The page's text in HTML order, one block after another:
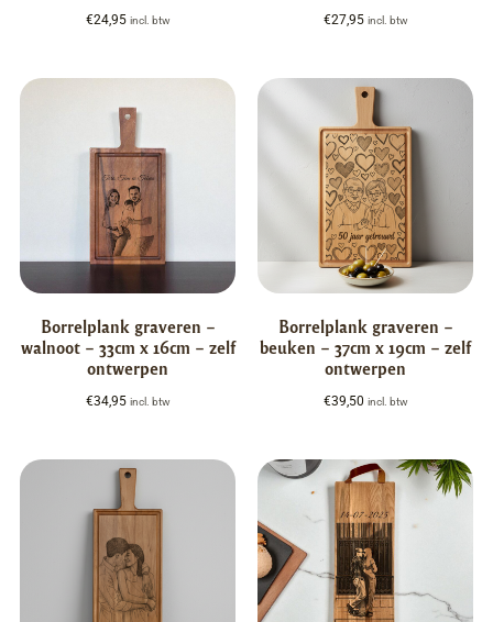
€24,95 incl. btw €27,95 incl. btw
Borrelplank graveren –
walnoot – 33cm x 16cm – zelf
ontwerpen
€34,95 incl. btw
Borrelplank graveren –
beuken – 37cm x 19cm – zelf
ontwerpen
€39,50 incl. btw